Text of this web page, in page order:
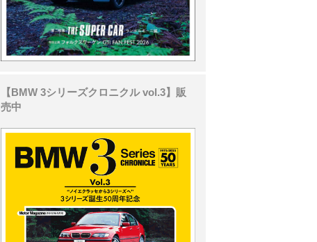
【BMW 3シリーズクロニクル vol.3】販
売中